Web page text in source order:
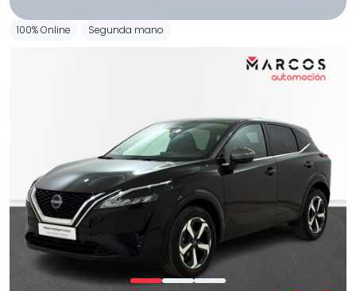
100% Online Segunda mano